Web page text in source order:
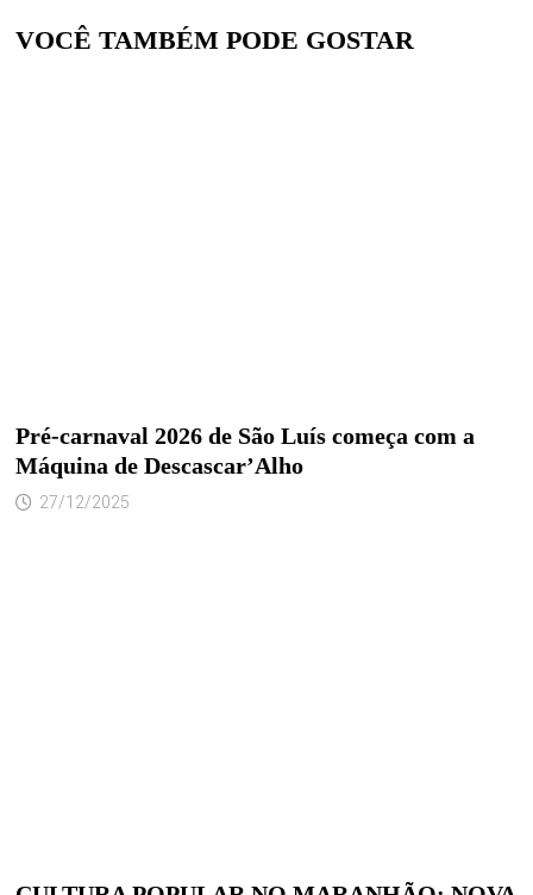
VOCÊ TAMBÉM PODE GOSTAR
Pré-carnaval 2026 de São Luís começa com a
Máquina de Descascar’Alho
27/12/2025